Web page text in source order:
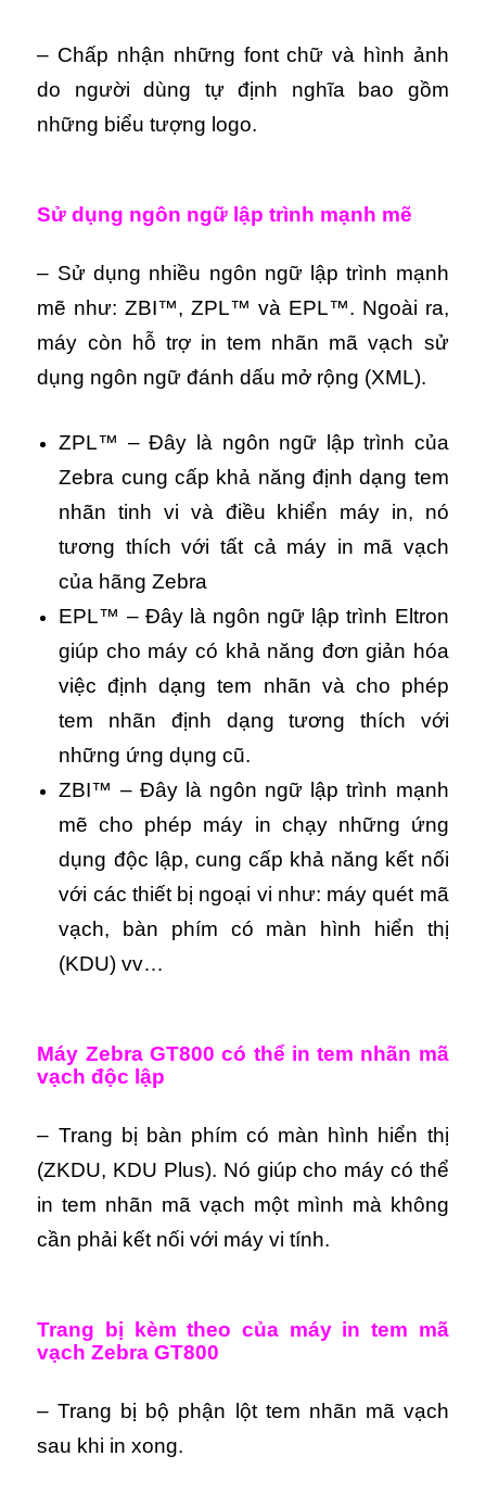
– Chấp nhận những font chữ và hình ảnh
do người dùng tự định nghĩa bao gồm
những biểu tượng logo.
Sử dụng ngôn ngữ lập trình mạnh mẽ
– Sử dụng nhiều ngôn ngữ lập trình mạnh
mẽ như: ZBI™, ZPL™ và EPL™. Ngoài ra,
máy còn hỗ trợ in tem nhãn mã vạch sử
dụng ngôn ngữ đánh dấu mở rộng (XML).
ZPL™ – Đây là ngôn ngữ lập trình của
Zebra cung cấp khả năng định dạng tem
nhãn tinh vi và điều khiển máy in, nó
tương thích với tất cả máy in mã vạch
của hãng Zebra
EPL™ – Đây là ngôn ngữ lập trình Eltron
giúp cho máy có khả năng đơn giản hóa
việc định dạng tem nhãn và cho phép
tem nhãn định dạng tương thích với
những ứng dụng cũ.
ZBI™ – Đây là ngôn ngữ lập trình mạnh
mẽ cho phép máy in chạy những ứng
dụng độc lập, cung cấp khả năng kết nối
với các thiết bị ngoại vi như: máy quét mã
vạch, bàn phím có màn hình hiển thị
(KDU) vv…
Máy Zebra GT800 có thể in tem nhãn mã
vạch độc lập
– Trang bị bàn phím có màn hình hiển thị
(ZKDU, KDU Plus). Nó giúp cho máy có thể
in tem nhãn mã vạch một mình mà không
cần phải kết nối với máy vi tính.
Trang bị kèm theo của máy in tem mã
vạchZebra GT800
– Trang bị bộ phận lột tem nhãn mã vạch
sau khi in xong.